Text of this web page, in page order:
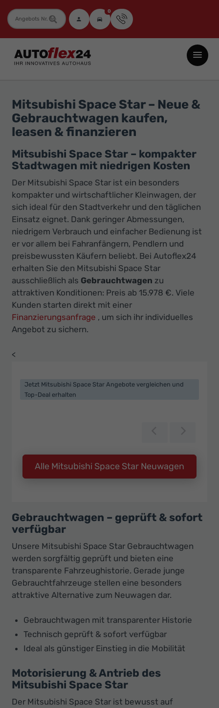
Fahrzeugnummer 0
Autoflex24
GmbH
Neuwagen
Jahreswagen
und
Gebrauchtwagen
zu
Top-
Preisen
-
Ihr
Innovatives
Mitsubishi Space Star – Neue &
Gebrauchtwagen kaufen,
leasen & finanzieren
Mitsubishi Space Star – kompakter
Stadtwagen mit niedrigen Kosten
Der Mitsubishi Space Star ist ein besonders
kompakter und wirtschaftlicher Kleinwagen, der
sich ideal für den Stadtverkehr und den täglichen
Einsatz eignet. Dank geringer Abmessungen,
niedrigem Verbrauch und einfacher Bedienung ist
er vor allem bei Fahranfängern, Pendlern und
preisbewussten Käufern beliebt. Bei Autoflex24
erhalten Sie den Mitsubishi Space Star
ausschließlich als Gebrauchtwagen zu
attraktiven Konditionen: Preis ab 15.978 €. Viele
Kunden starten direkt mit einer
Finanzierungsanfrage , um sich ihr individuelles
Angebot zu sichern.
<
Jetzt Mitsubishi Space Star Angebote vergleichen und
Top-Deal erhalten
Alle Mitsubishi Space Star Neuwagen
Gebrauchtwagen – geprüft & sofort
verfügbar
Unsere Mitsubishi Space Star Gebrauchtwagen
werden sorgfältig geprüft und bieten eine
transparente Fahrzeughistorie. Gerade junge
Gebrauchtfahrzeuge stellen eine besonders
attraktive Alternative zum Neuwagen dar.
Gebrauchtwagen mit transparenter Historie
Technisch geprüft & sofort verfügbar
Ideal als günstiger Einstieg in die Mobilität
Motorisierung & Antrieb des
Mitsubishi Space Star
Der Mitsubishi Space Star ist bewusst auf